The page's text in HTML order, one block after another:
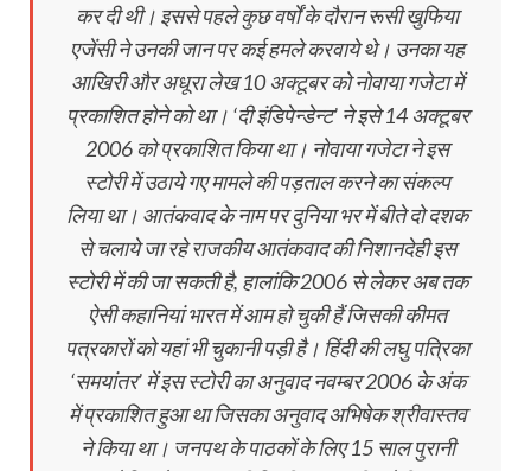
कर दी थी। इससे पहले कुछ वर्षों के दौरान रूसी खुफिया
एजेंसी ने उनकी जान पर कई हमले करवाये थे। उनका यह
आखिरी और अधूरा लेख 10 अक्टूबर को नोवाया गजेटा में
प्रकाशित होने को था। ‘दी इंडिपेन्डेन्ट’ ने इसे 14 अक्टूबर
2006 को प्रकाशित किया था। नोवाया गजेटा ने इस
स्‍टोरी में उठाये गए मामले की पड़ताल करने का संकल्प
लिया था। आतंकवाद के नाम पर दुनिया भर में बीते दो दशक
से चलाये जा रहे राजकीय आतंकवाद की निशानदेही इस
स्‍टोरी में की जा सकती है, हालांकि 2006 से लेकर अब तक
ऐसी कहानियां भारत में आम हो चुकी हैं जिसकी कीमत
पत्रकारों को यहां भी चुकानी पड़ी है। हिंदी की लघु पत्रिका
‘समयांतर’ में इस स्‍टोरी का अनुवाद नवम्‍बर 2006 के अंक
में प्रकाशित हुआ था जिसका अनुवाद अभिषेक श्रीवास्‍तव
ने किया था। जनपथ के पाठकों के लिए 15 साल पुरानी